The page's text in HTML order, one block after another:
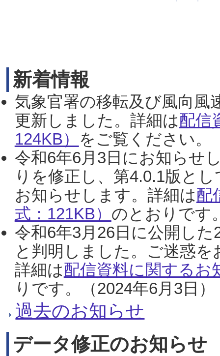
新着情報
気象官署の移転及び風向風
更新しました。詳細は配信
124KB） をご覧ください。
令和6年6月3日にお知らせ
りを修正し、第4.0.1版と
お知らせします。詳細は配
式：121KB） のとおりです
令和6年3月26日に公開し
と判明しました。ご迷惑
詳細は配信資料に関するお
りです。（2024年6月3日）
過去のお知らせ
データ修正のお知らせ